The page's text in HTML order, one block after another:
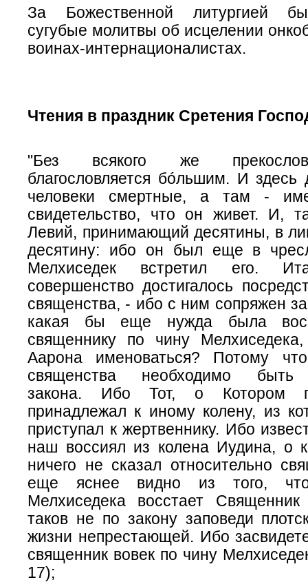
За Божественной литургией
сугубые молитвы об исцелении
воинах-интернационалистах.
Чтения в праздник Сретения
"Без всякого же
благословляется бóльшим. И здесь
человеки смертные, а там -
свидетельство, что он живет. И,
Левий, принимающий десятины, в
десятину: ибо он был еще в
Мелхиседек встретил его.
совершенство достигалось
священства, - ибо с ним сопряжен
какая бы еще нужда была
священнику по чину
Аарона именоваться? Потому
священства необходимо
закона. Ибо Тот, о Котором
принадлежал к иному колену, из
приступал к жертвеннику. Ибо
наш воссиял из колена Иудина, о
ничего не сказал относительно
еще яснее видно из того,
Мелхиседека восстает
таков не по закону заповеди
жизни непрестающей. Ибо
священник вовек по чину
17);